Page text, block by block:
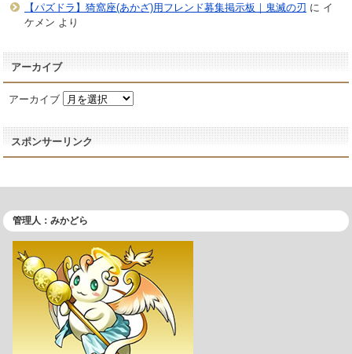
【パズドラ】猗窩座(あかざ)用フレンド募集掲示板｜鬼滅の刃 に イ
ケメン より
アーカイブ
アーカイブ
スポンサーリンク
管理人：みかどら